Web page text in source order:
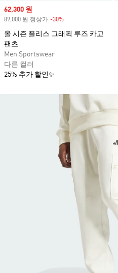
Sale price
62,300 원
89,000 원 정상가 -30%
올 시즌 플리스 그래픽 루즈 카고
팬츠
Men Sportswear
다른 컬러
25% 추가 할인✨